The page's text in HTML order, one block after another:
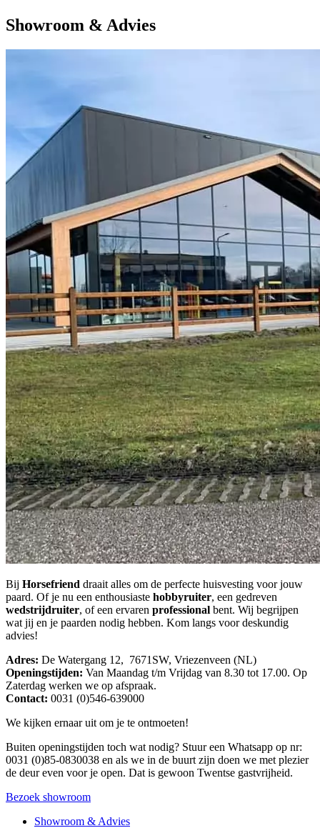
Showroom & Advies
Bij Horsefriend draait alles om de perfecte huisvesting voor jouw
paard. Of je nu een enthousiaste hobbyruiter, een gedreven
wedstrijdruiter, of een ervaren professional bent. Wij begrijpen
wat jij en je paarden nodig hebben. Kom langs voor deskundig
advies!
Adres: De Watergang 12, 7671SW, Vriezenveen (NL)
Openingstijden: Van Maandag t/m Vrijdag van 8.30 tot 17.00. Op
Zaterdag werken we op afspraak.
Contact: 0031 (0)546-639000
We kijken ernaar uit om je te ontmoeten!
Buiten openingstijden toch wat nodig? Stuur een Whatsapp op nr:
0031 (0)85-0830038 en als we in de buurt zijn doen we met plezier
de deur even voor je open. Dat is gewoon Twentse gastvrijheid.
Bezoek showroom
Showroom & Advies